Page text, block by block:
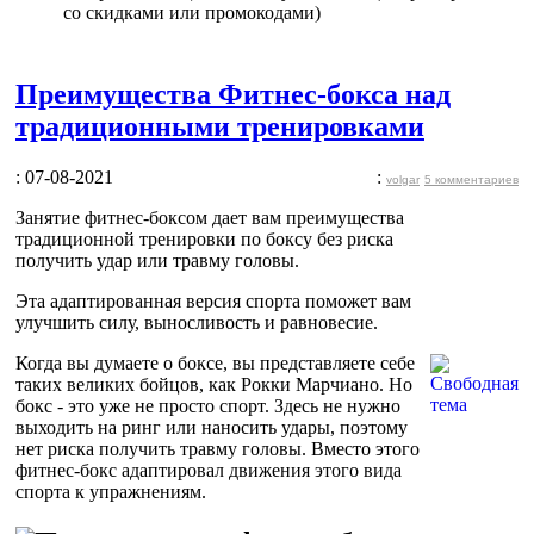
со скидками или промокодами)
Преимущества Фитнес-бокса над
традиционными тренировками
: 07-08-2021 : volgar 5 комментариев
Занятие фитнес-боксом дает вам преимущества
традиционной тренировки по боксу без риска
получить удар или травму головы.
Эта адаптированная версия спорта поможет вам
улучшить силу, выносливость и равновесие.
Когда вы думаете о боксе, вы представляете себе
таких великих бойцов, как Рокки Марчиано. Но
бокс - это уже не просто спорт. Здесь не нужно
выходить на ринг или наносить удары, поэтому
нет риска получить травму головы. Вместо этого
фитнес-бокс адаптировал движения этого вида
спорта к упражнениям.